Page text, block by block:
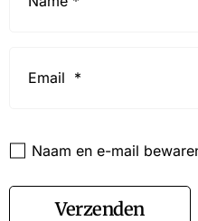
Naam en e-mail
Verzenden